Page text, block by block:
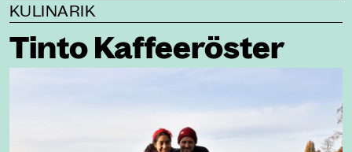
KULINARIK
Tinto Kaffeeröster